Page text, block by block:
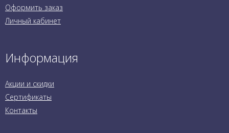
Оформить заказ
Личный кабинет
Информация
Акции и скидки
Сертификаты
Контакты